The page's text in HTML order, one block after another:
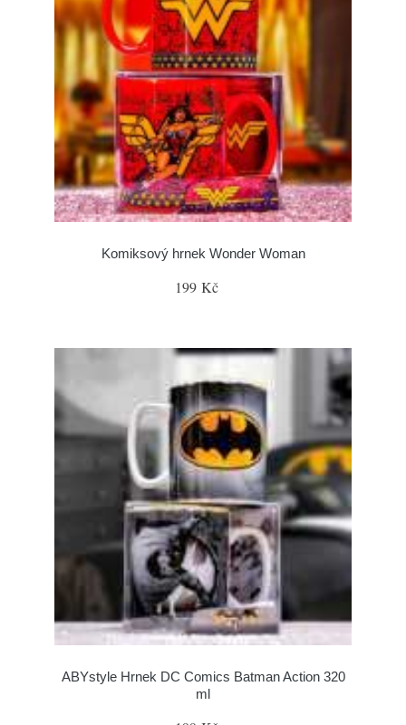
Komiksový hrnek Wonder Woman
199 Kč
ABYstyle Hrnek DC Comics Batman Action 320
ml